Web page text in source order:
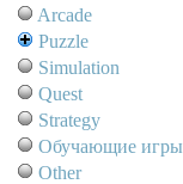
Arcade
Puzzle
Simulation
Quest
Strategy
Обучающие игры
Other